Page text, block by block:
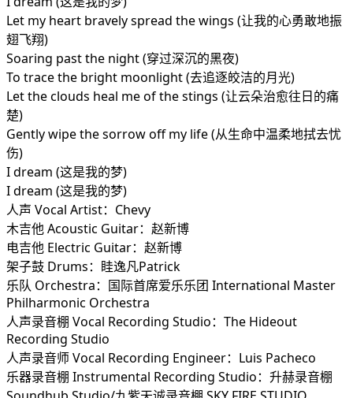
Let my heart bravely spread the wings (让我的心勇敢地振
翅飞翔)
Soaring past the night (穿过深沉的黑夜)
To trace the bright moonlight (去追逐皎洁的月光)
Let the clouds heal me of the stings (让云朵治愈往日的痛
楚)
Gently wipe the sorrow off my life (从生命中温柔地拭去忧
伤)
I dream (这是我的梦)
I dream (这是我的梦)
人声 Vocal Artist：Chevy
木吉他 Acoustic Guitar：赵新博
电吉他 Electric Guitar：赵新博
架子鼓 Drums：眭逸凡Patrick
乐队 Orchestra：国际首席爱乐乐团 International Master
Philharmonic Orchestra
人声录音棚 Vocal Recording Studio：The Hideout
Recording Studio
人声录音师 Vocal Recording Engineer：Luis Pacheco
乐器录音棚 Instrumental Recording Studio：升赫录音棚